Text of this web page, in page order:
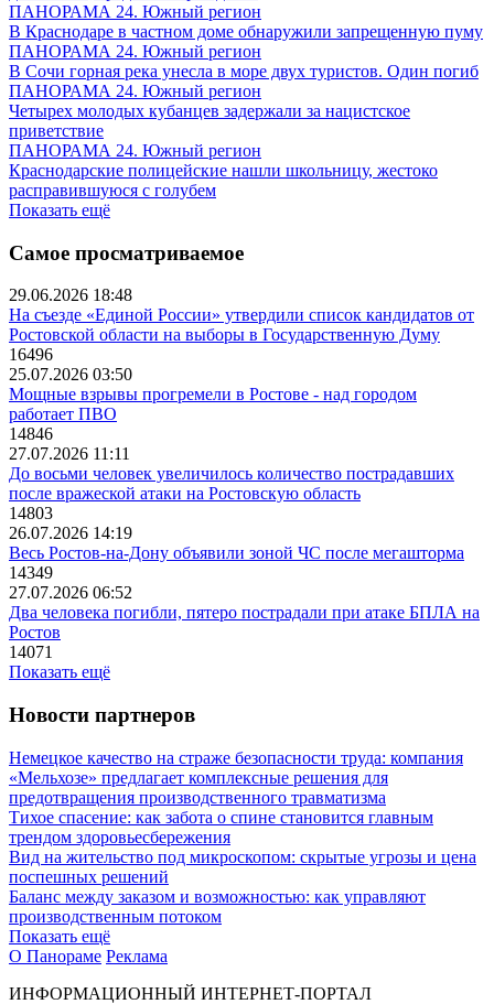
ПАНОРАМА 24. Южный регион
В Краснодаре в частном доме обнаружили запрещенную пуму
ПАНОРАМА 24. Южный регион
В Сочи горная река унесла в море двух туристов. Один погиб
ПАНОРАМА 24. Южный регион
Четырех молодых кубанцев задержали за нацистское
приветствие
ПАНОРАМА 24. Южный регион
Краснодарские полицейские нашли школьницу, жестоко
расправившуюся с голубем
Показать ещё
Самое просматриваемое
29.06.2026 18:48
На съезде «Единой России» утвердили список кандидатов от
Ростовской области на выборы в Государственную Думу
16496
25.07.2026 03:50
Мощные взрывы прогремели в Ростове - над городом
работает ПВО
14846
27.07.2026 11:11
До восьми человек увеличилось количество пострадавших
после вражеской атаки на Ростовскую область
14803
26.07.2026 14:19
Весь Ростов-на-Дону объявили зоной ЧС после мегашторма
14349
27.07.2026 06:52
Два человека погибли, пятеро пострадали при атаке БПЛА на
Ростов
14071
Показать ещё
Новости партнеров
Немецкое качество на страже безопасности труда: компания
«Мельхозе» предлагает комплексные решения для
предотвращения производственного травматизма
Тихое спасение: как забота о спине становится главным
трендом здоровьесбережения
Вид на жительство под микроскопом: скрытые угрозы и цена
поспешных решений
Баланс между заказом и возможностью: как управляют
производственным потоком
Показать ещё
О Панораме Реклама
ИНФОРМАЦИОННЫЙ ИНТЕРНЕТ-ПОРТАЛ